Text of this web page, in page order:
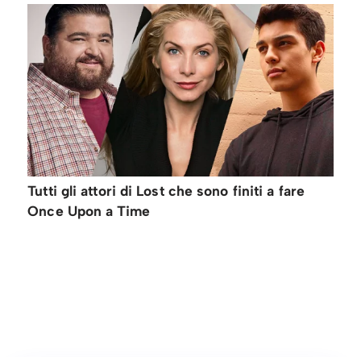
Tutti gli attori di Lost che sono finiti a fare
Once Upon a Time